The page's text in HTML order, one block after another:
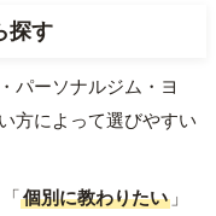
探す
パーソナルジム・ヨ
方によって選びやすい
「個別に教わりたい 」